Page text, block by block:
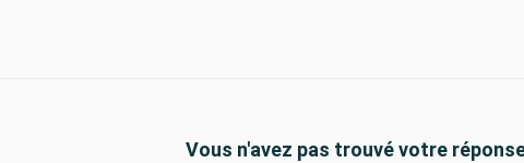
Vous n'avez pas trouvé votre